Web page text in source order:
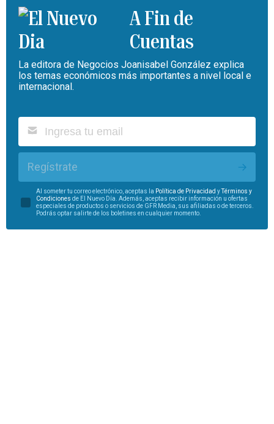
A Fin de
Cuentas
La editora de Negocios Joanisabel González explica
los temas económicos más importantes a nivel local e
internacional.
Regístrate
Al someter tu correo electrónico, aceptas la Política de Privacidad yTérminos y
Condiciones de El Nuevo Día. Además, aceptas recibir información u ofertas
especiales de productos o servicios de GFR Media, sus afiliadas o de terceros.
Podrás optar salirte de los boletines en cualquier momento.